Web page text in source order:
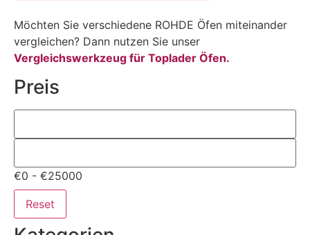
Möchten Sie verschiedene ROHDE Öfen miteinander
vergleichen? Dann nutzen Sie unser
Vergleichswerkzeug für Toplader Öfen.
Preis
€0 - €25000
Reset